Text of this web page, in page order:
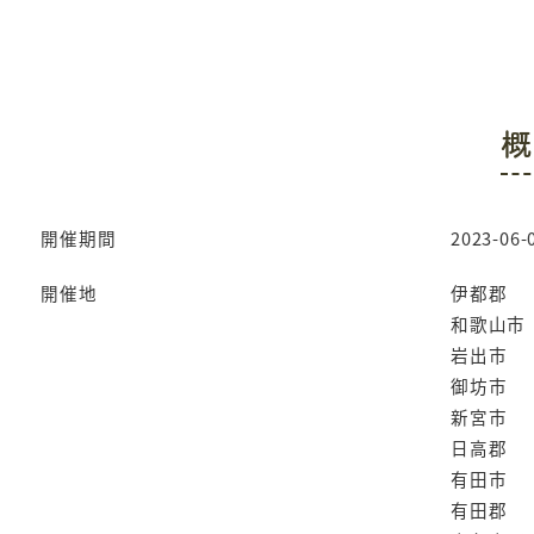
開催期間 2023-06-
開催地
伊都郡
和歌山市
岩出市
御坊市
新宮市
日高郡
有田市
有田郡